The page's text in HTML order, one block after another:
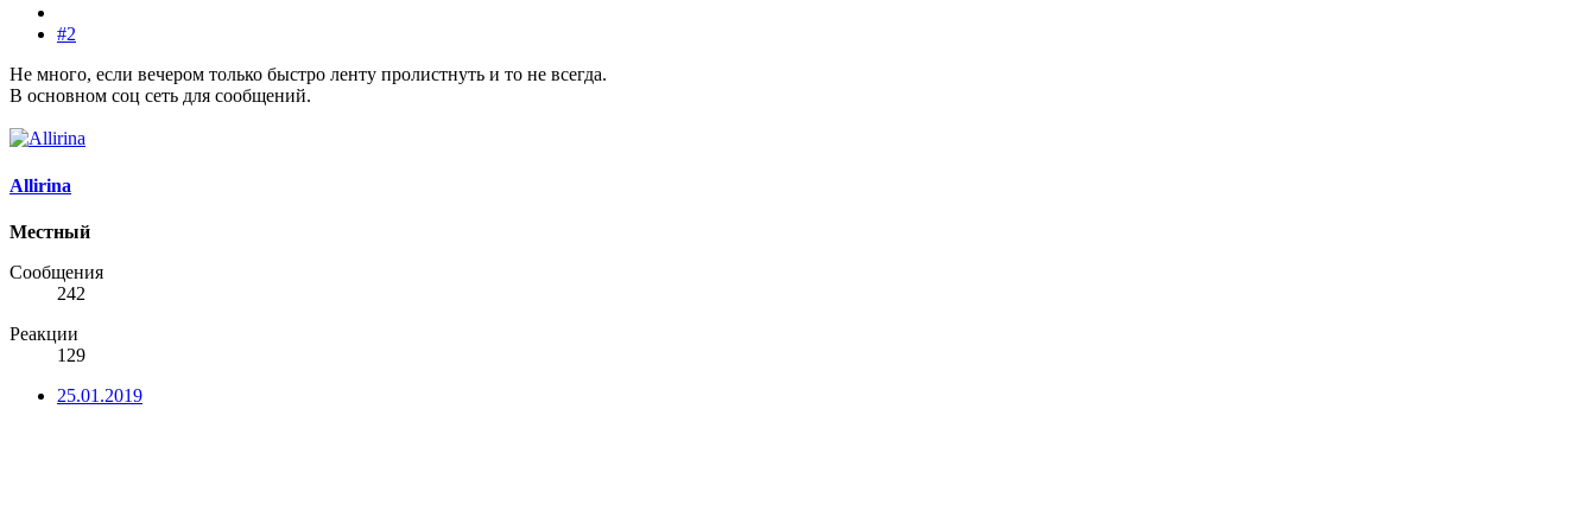
#2
Не много, если вечером только быстро ленту пролистнуть и то не всегда.
В основном соц сеть для сообщений.
Allirina
Местный
Сообщения
242
Реакции
129
25.01.2019